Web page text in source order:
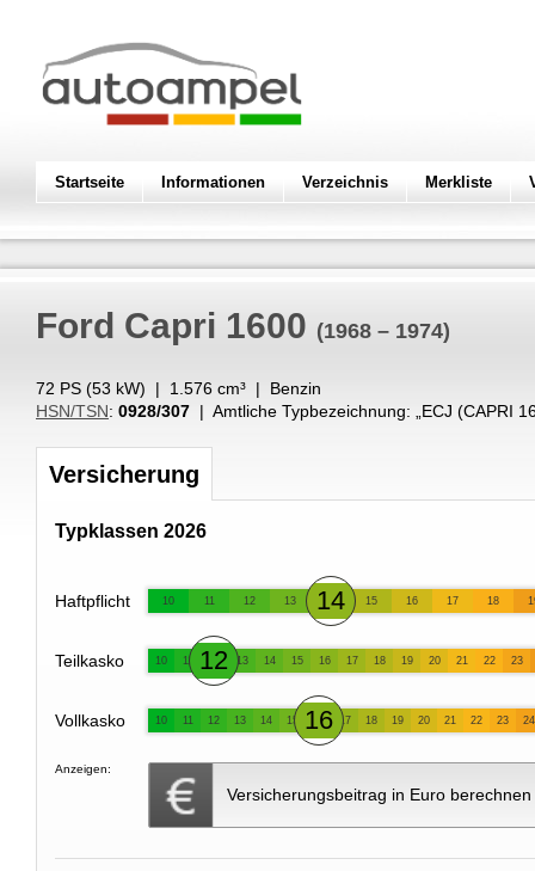
Startseite Informationen Verzeichnis Merkliste
Ford Capri 1600 (1968 – 1974)
72 PS (53 kW) | 1.576 cm³ | Benzin
HSN/TSN: 0928/307 | Amtliche Typbezeichnung: „ ECJ (CAPRI
Versicherung
Typklassen 2026
Haftpflicht 10 11 12 13 14 15 16 17 18
Teilkasko 10 11 12 13 14 15 16 17 18 19 20 21 22 23
Vollkasko 10 11 12 13 14 15 16 17 18 19 20 21 22 23 24
Anzeigen:
Versicherungsbeitrag in Euro berechnen